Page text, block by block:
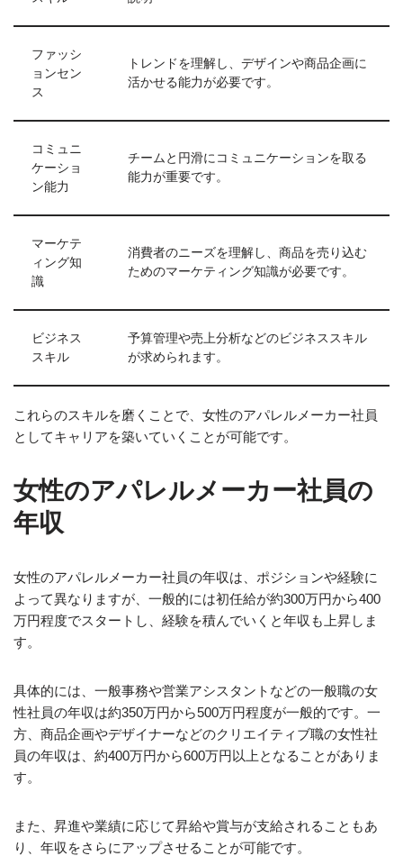
ファッシ
ョンセン
ス
トレンドを理解し、デザインや商品企画に
活かせる能力が必要です。
コミュニ
ケーショ
ン能力
チームと円滑にコミュニケーションを取る
能力が重要です。
マーケテ
ィング知
識
消費者のニーズを理解し、商品を売り込む
ためのマーケティング知識が必要です。
ビジネス
スキル
予算管理や売上分析などのビジネススキル
が求められます。
これらのスキルを磨くことで、女性のアパレルメーカー社員
としてキャリアを築いていくことが可能です。
女性のアパレルメーカー社員の
年収
女性のアパレルメーカー社員の年収は、ポジションや経験に
よって異なりますが、一般的には初任給が約300万円から400
万円程度でスタートし、経験を積んでいくと年収も上昇しま
す。
具体的には、一般事務や営業アシスタントなどの一般職の女
性社員の年収は約350万円から500万円程度が一般的です。一
方、商品企画やデザイナーなどのクリエイティブ職の女性社
員の年収は、約400万円から600万円以上となることがありま
す。
また、昇進や業績に応じて昇給や賞与が支給されることもあ
り、年収をさらにアップさせることが可能です。